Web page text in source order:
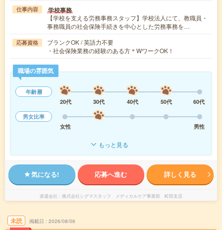
仕事内容 学校事務
【学校を支える労務事務スタッフ】学校法人にて、教職員・
事務職員の社会保険手続きを中心とした労務事務を…
応募資格
ブランクOK / 英語力不要
・社会保険業務の経験のある方＊WワークOK！
職場の雰囲気
年齢層
20代
30代 40代 50代
60代
男女比率
女性
男性
もっと見る
気になる! 応募へ進む 詳しく見る
派遣会社 株式会社シグマスタッフ メディカルケア事業部 町田支店
未読 掲載日 2026/08/06